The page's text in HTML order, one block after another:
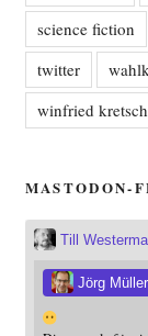
science fiction
twitter
winfried
MASTODON-
Till
Jörg Müller